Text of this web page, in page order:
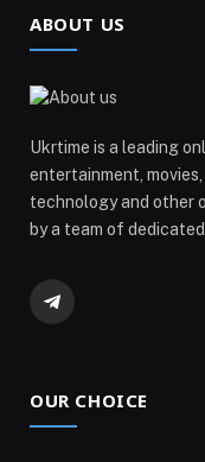
ABOUT US
Ukrtime is a leading
entertainment,
technology and other
by a team of
Telegram
OUR CHOICE